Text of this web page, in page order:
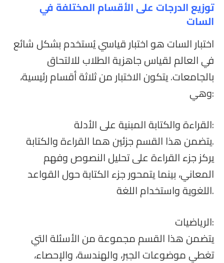
توزيع الدرجات على الأقسام المختلفة في
السات
اختبار السات هو اختبار قياسي يُستخدم بشكل شائع
في العالم لقياس جاهزية الطلاب للالتحاق
بالجامعات. يتكون الاختبار من ثلاثة أقسام رئيسية،
وهي:
القراءة والكتابة المبنية على الأدلة:
يتضمن هذا القسم جزئين هما القراءة والكتابة.
يركز جزء القراءة على تحليل النصوص وفهم
المعاني، بينما يتمحور جزء الكتابة حول القواعد
اللغوية واستخدام اللغة.
الرياضيات:
يتضمن هذا القسم مجموعة من الأسئلة التي
تغطي موضوعات الجبر، والهندسة، والإحصاء،